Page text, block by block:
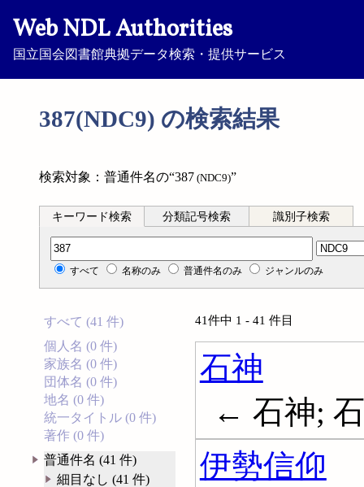
Web NDL Authorities
国立国会図書館典拠データ検索・提供サービス
387(NDC9) の検索結果
検索対象：普通件名の“387 (NDC9)”
キーワード検索 分類記号検索 識別子検索
分類記号検索
すべて 名称のみ 普通件名のみ ジャンルのみ
すべて (41 件)
個人名 (0 件)
家族名 (0 件)
団体名 (0 件)
地名 (0 件)
統一タイトル (0 件)
著作 (0 件)
普通件名 (41 件)
細目なし (41 件)
41件中 1 - 41 件目
石神
← 石神;
伊勢信仰